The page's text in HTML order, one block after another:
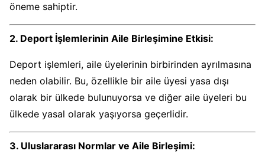
öneme sahiptir.
2. Deport İşlemlerinin Aile Birleşimine Etkisi:
Deport işlemleri, aile üyelerinin birbirinden ayrılmasına
neden olabilir. Bu, özellikle bir aile üyesi yasa dışı
olarak bir ülkede bulunuyorsa ve diğer aile üyeleri bu
ülkede yasal olarak yaşıyorsa geçerlidir.
3. Uluslararası Normlar ve Aile Birleşimi: